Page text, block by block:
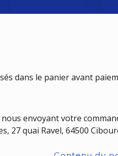
dans le panier avant
envoyant votre
27 quai Ravel, 64500